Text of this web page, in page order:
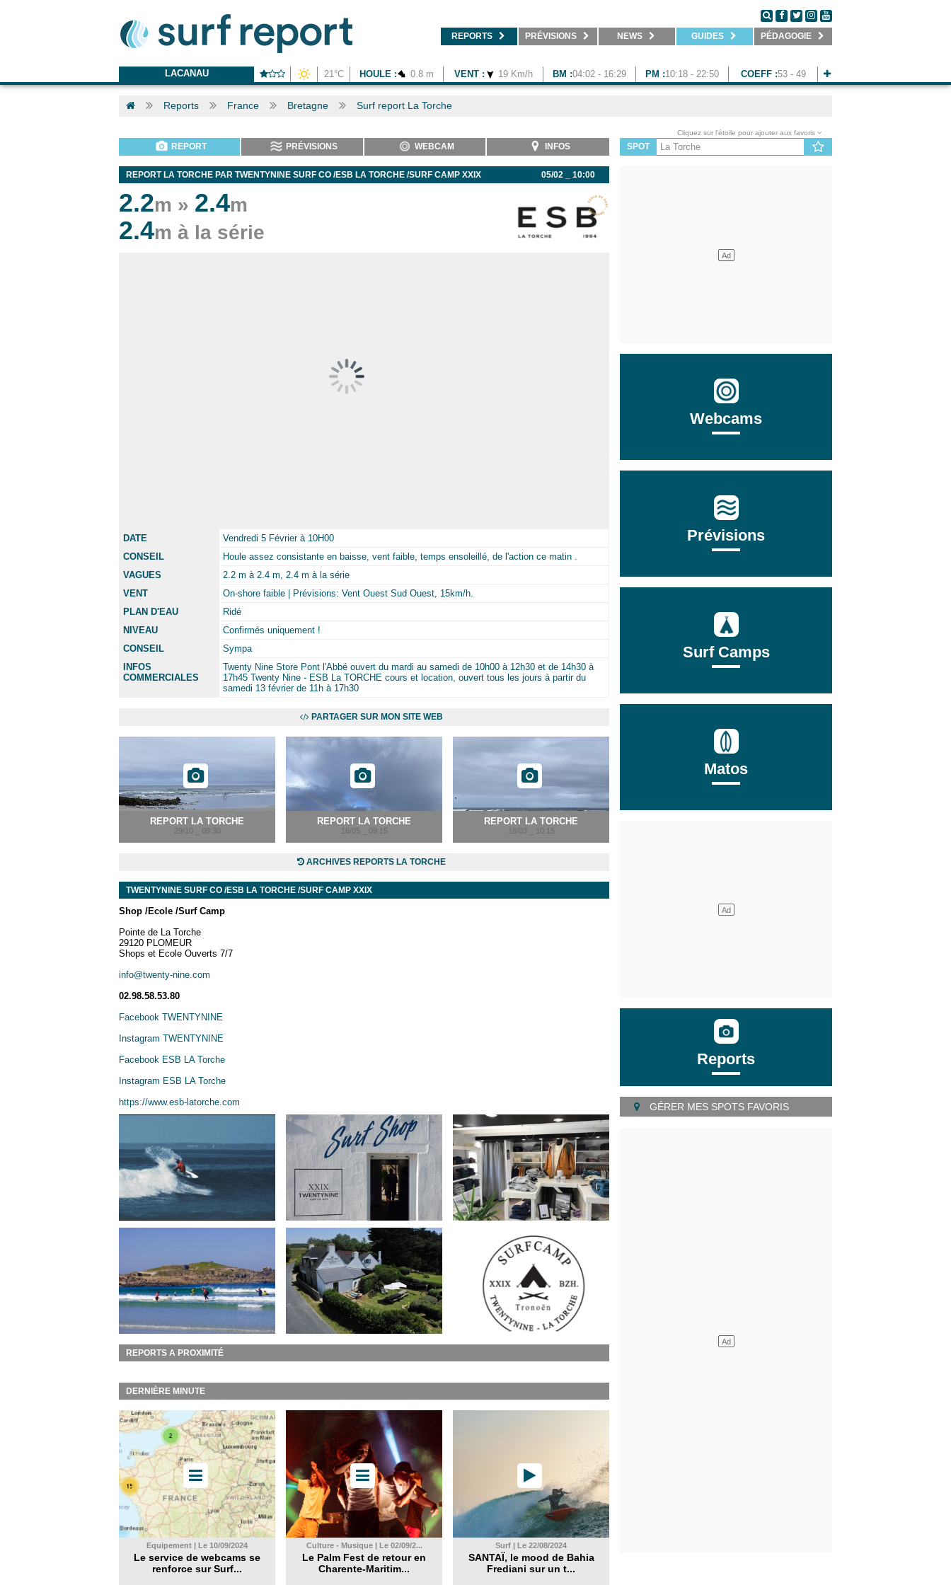
REPORTS PRÉVISIONS NEWS GUIDES PÉDAGOGIE
LACANAU 21°C HOULE : 0.8 m VENT : 19 Km/h BM :04:02 - 16:29 PM :10:18 - 22:50 COEFF :53 - 49
Reports France Bretagne Surf report La Torche
REPORT PRÉVISIONS WEBCAM INFOS
05/02 _ 10:00
REPORT LA TORCHE PAR TWENTYNINE SURF CO /ESB LA TORCHE /SURF CAMP XXIX
2.2m » 2.4m
2.4m à la série
DATE
Vendredi 5 Février à 10H00
CONSEIL
Houle assez consistante en baisse, vent faible, temps ensoleillé, de l'action ce matin .
VAGUES
2.2 m à 2.4 m, 2.4 m à la série
VENT
On-shore faible | Prévisions: Vent Ouest Sud Ouest, 15km/h.
PLAN D'EAU
Ridé
NIVEAU
Confirmés uniquement !
CONSEIL
Sympa
INFOS
COMMERCIALES
Twenty Nine Store Pont l'Abbé ouvert du mardi au samedi de 10h00 à 12h30 et de 14h30 à
17h45 Twenty Nine - ESB La TORCHE cours et location, ouvert tous les jours à partir du
samedi 13 février de 11h à 17h30
PARTAGER SUR MON SITE WEB
REPORT LA TORCHE
29/10 _ 09:30
REPORT LA TORCHE
16/05 _ 09:15
REPORT LA TORCHE
18/03 _ 10:15
ARCHIVES REPORTS LA TORCHE
TWENTYNINE SURF CO /ESB LA TORCHE /SURF CAMP XXIX
Shop /Ecole /Surf Camp
Pointe de La Torche
29120 PLOMEUR
Shops et Ecole Ouverts 7/7
info@twenty-nine.com
02.98.58.53.80
Facebook TWENTYNINE
Instagram TWENTYNINE
Facebook ESB LA Torche
Instagram ESB LA Torche
https://www.esb-latorche.com
REPORTS A PROXIMITÉ
DERNIÈRE MINUTE
Equipement | Le 10/09/2024
Le service de webcams se
renforce sur Surf...
Culture - Musique | Le 02/09/2...
Le Palm Fest de retour en
Charente-Maritim...
Surf | Le 22/08/2024
SANTAÏ, le mood de Bahia
Frediani sur un t...
Cliquez sur l'étoile pour ajouter aux favoris
SPOT
Webcams
Prévisions
Surf Camps
Matos
Reports
GÉRER MES SPOTS FAVORIS